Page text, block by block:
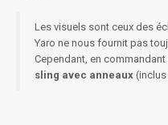
Les visuels sont ceux des
Yaro ne nous fournit pas
Cependant, en commandant
sling avec anneaux